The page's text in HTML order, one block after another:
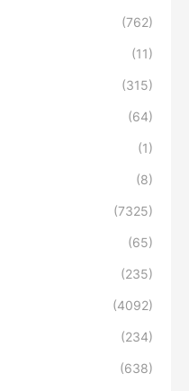
(762)
(11)
(315)
(64)
(1)
(8)
(7325)
(65)
(235)
(4092)
(234)
(638)